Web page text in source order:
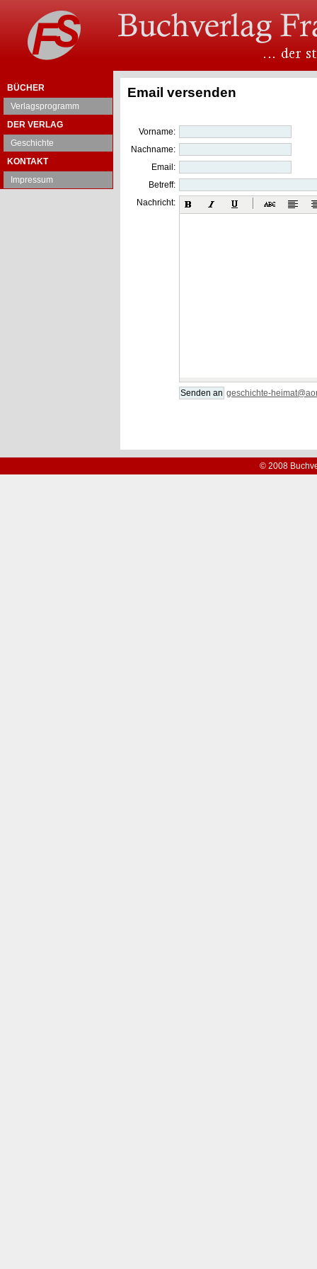
BÜCHER
Verlagsprogramm
DER VERLAG
Geschichte
KONTAKT
Impressum
Email versenden
Vorname:
Nachname:
Email:
Betreff:
Nachricht:
geschichte-
© 2008